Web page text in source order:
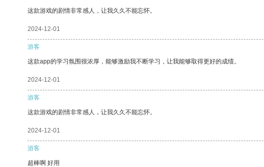
这款游戏的剧情非常感人，让我久久不能忘怀。
2024-12-01
游客
这款app的学习氛围很浓厚，能够激励我不断学习，让我能够取得更好的成绩。
2024-12-01
游客
这款游戏的剧情非常感人，让我久久不能忘怀。
2024-12-01
游客
超棒啊 好用